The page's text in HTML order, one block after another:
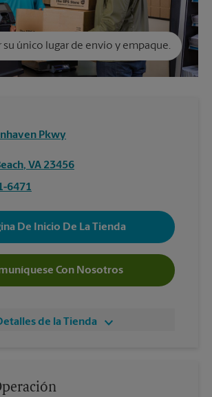
su único lugar de envío y empaque.
Pkwy
, VA 23456
6471
De Inicio De La Tienda
Con Nosotros
de la Tienda